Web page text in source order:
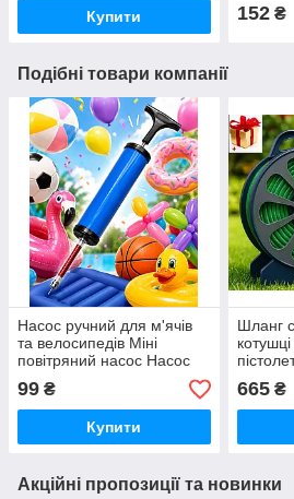
Купити 152₴
Подібні товари компанії
Насос ручний для м'ячів
та велосипедів Міні
повітряний насос Насос
ручний для м’ячів
надувних виробів Newt
Pump універсальний
99 ₴
Купити
Шланг
665₴
Акційні пропозиції та новинки